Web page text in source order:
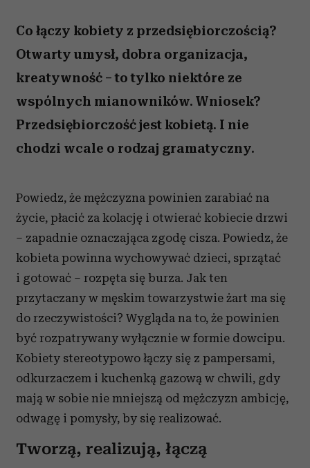
Co łączy kobiety z przedsiębiorczością?
Otwarty umysł, dobra organizacja,
kreatywność – to tylko niektóre ze
wspólnych mianowników. Wniosek?
Przedsiębiorczość jest kobietą. I nie
chodzi wcale o rodzaj gramatyczny.
Powiedz, że mężczyzna powinien zarabiać na
życie, płacić za kolację i otwierać kobiecie drzwi
– zapadnie oznaczająca zgodę cisza. Powiedz, że
kobieta powinna wychowywać dzieci, sprzątać
i gotować – rozpęta się burza. Jak ten
przytaczany w męskim towarzystwie żart ma się
do rzeczywistości? Wygląda na to, że powinien
być rozpatrywany wyłącznie w formie dowcipu.
Kobiety stereotypowo łączy się z pampersami,
odkurzaczem i kuchenką gazową w chwili, gdy
mają w sobie nie mniejszą od mężczyzn ambicję,
odwagę i pomysły, by się realizować.
Tworzą, realizują, łączą